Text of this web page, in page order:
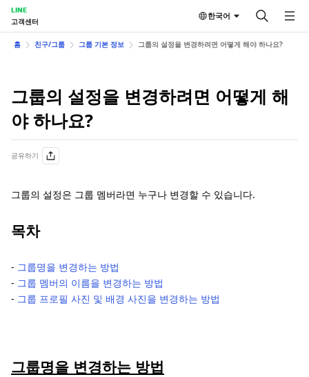
LINE
고객센터
한국어
홈 친구/그룹 그룹 기본 정보 그룹의 설정을 변경하려면 어떻게 해야 하나요?
그룹의 설정을 변경하려면 어떻게 해
야 하나요?
공유하기
그룹의 설정은 그룹 멤버라면 누구나 변경할 수 있습니다.
목차
- 그룹명을 변경하는 방법
- 그룹 멤버의 이름을 변경하는 방법
- 그룹 프로필 사진 및 배경 사진을 변경하는 방법
그룹명을 변경하는 방법